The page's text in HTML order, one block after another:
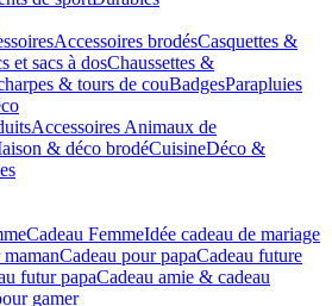
Accessoires brodésCasquettes &
et sacs à dosChaussettes &
& tours de couBadgesParapluies
Accessoires Animaux de
& déco brodéCuisineDéco &
Cadeau FemmeIdée cadeau de mariage​
Cadeau pour papaCadeau future
futur papaCadeau amie & cadeau
gamer